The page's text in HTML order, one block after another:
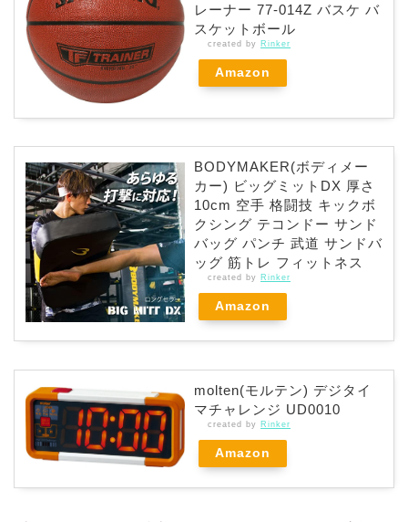
レーナー 77-014Z バスケ バ
スケットボール
created by Rinker
Amazon
BODYMAKER(ボディメー
カー) ビッグミットDX 厚さ
10cm 空手 格闘技 キックボ
クシング テコンドー サンド
バッグ パンチ 武道 サンドバ
ッグ 筋トレ フィットネス
created by Rinker
Amazon
molten(モルテン) デジタイ
マチャレンジ UD0010
created by Rinker
Amazon